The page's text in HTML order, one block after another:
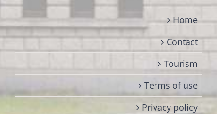
Home
Contact
Tourism
Terms of use
Privacy policy